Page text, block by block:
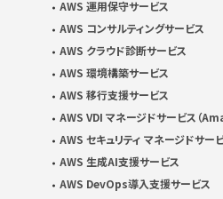
AWS 運用保守サービス
AWS コンサルティングサービス
AWS クラウド診断サービス
AWS 環境構築サービス
AWS 移行支援サービス
AWS VDI マネージドサービス（
AWS セキュリティ マネージドサー
AWS 生成AI支援サービス
AWS DevOps導入支援サービス